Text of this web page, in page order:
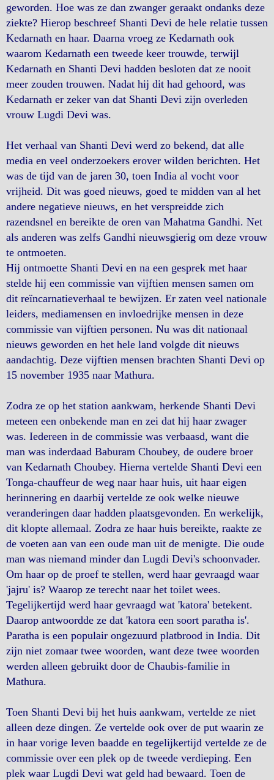
geworden. Hoe was ze dan zwanger geraakt ondanks deze
ziekte? Hierop beschreef Shanti Devi de hele relatie tussen
Kedarnath en haar. Daarna vroeg ze Kedarnath ook
waarom Kedarnath een tweede keer trouwde, terwijl
Kedarnath en Shanti Devi hadden besloten dat ze nooit
meer zouden trouwen. Nadat hij dit had gehoord, was
Kedarnath er zeker van dat Shanti Devi zijn overleden
vrouw Lugdi Devi was.
Het verhaal van Shanti Devi werd zo bekend, dat alle
media en veel onderzoekers erover wilden berichten. Het
was de tijd van de jaren 30, toen India al vocht voor
vrijheid. Dit was goed nieuws, goed te midden van al het
andere negatieve nieuws, en het verspreidde zich
razendsnel en bereikte de oren van Mahatma Gandhi. Net
als anderen was zelfs Gandhi nieuwsgierig om deze vrouw
te ontmoeten.
Hij ontmoette Shanti Devi en na een gesprek met haar
stelde hij een commissie van vijftien mensen samen om
dit reïncarnatieverhaal te bewijzen. Er zaten veel nationale
leiders, mediamensen en invloedrijke mensen in deze
commissie van vijftien personen. Nu was dit nationaal
nieuws geworden en het hele land volgde dit nieuws
aandachtig. Deze vijftien mensen brachten Shanti Devi op
15 november 1935 naar Mathura.
Zodra ze op het station aankwam, herkende Shanti Devi
meteen een onbekende man en zei dat hij haar zwager
was. Iedereen in de commissie was verbaasd, want die
man was inderdaad Baburam Choubey, de oudere broer
van Kedarnath Choubey. Hierna vertelde Shanti Devi een
Tonga-chauffeur de weg naar haar huis, uit haar eigen
herinnering en daarbij vertelde ze ook welke nieuwe
veranderingen daar hadden plaatsgevonden. En werkelijk,
dit klopte allemaal. Zodra ze haar huis bereikte, raakte ze
de voeten aan van een oude man uit de menigte. Die oude
man was niemand minder dan Lugdi Devi's schoonvader.
Om haar op de proef te stellen, werd haar gevraagd waar
'jajru' is? Waarop ze terecht naar het toilet wees.
Tegelijkertijd werd haar gevraagd wat 'katora' betekent.
Daarop antwoordde ze dat 'katora een soort paratha is'.
Paratha is een populair ongezuurd platbrood in India. Dit
zijn niet zomaar twee woorden, want deze twee woorden
werden alleen gebruikt door de Chaubis-familie in
Mathura.
Toen Shanti Devi bij het huis aankwam, vertelde ze niet
alleen deze dingen. Ze vertelde ook over de put waarin ze
in haar vorige leven baadde en tegelijkertijd vertelde ze de
commissie over een plek op de tweede verdieping. Een
plek waar Lugdi Devi wat geld had bewaard. Toen de